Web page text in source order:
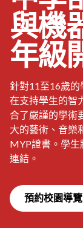
與機
年級
針對11至16歲
在支持學生的智
合了嚴謹的學術
大的藝術、音樂
MYP證書。學
連結。
預約校園導覽